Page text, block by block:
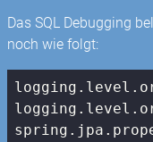
Das SQL Debugging
noch wie folgt: